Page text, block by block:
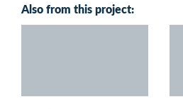
Also from this project: